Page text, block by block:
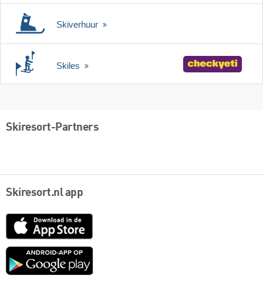
Skiverhuur
Skiles
Skiresort-Partners
Skiresort.nl app
App
Google